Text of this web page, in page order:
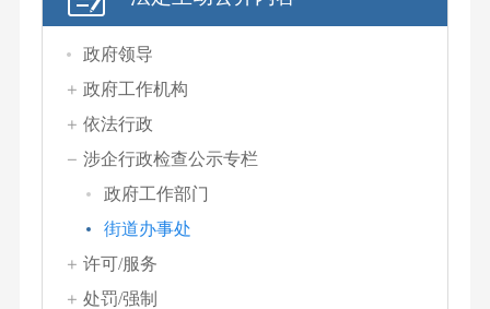
政府领导
政府工作机构
依法行政
涉企行政检查公示专栏
政府工作部门
街道办事处
许可/服务
处罚/强制